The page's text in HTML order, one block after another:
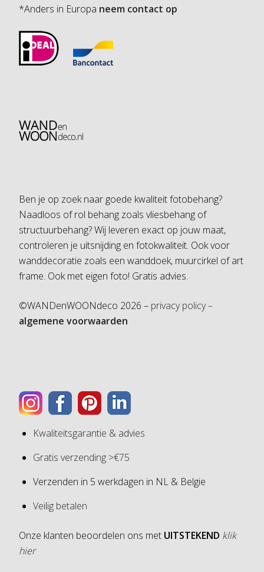
*Anders in Europa neem contact op
Ben je op zoek naar goede kwaliteit fotobehang?
Naadloos of rol behang zoals vliesbehang of
structuurbehang? Wij leveren exact op jouw maat,
controleren je uitsnijding en fotokwaliteit. Ook voor
wanddecoratie zoals een wanddoek, muurcirkel of art
frame. Ook met eigen foto! Gratis advies.
©WANDenWOONdeco 2026 – privacy policy –
algemene voorwaarden
Kwaliteitsgarantie & advies
Gratis verzending >€75
Verzenden in 5 werkdagen in NL & Belgie
Veilig betalen
Onze klanten beoordelen ons met UITSTEKEND klik
hier